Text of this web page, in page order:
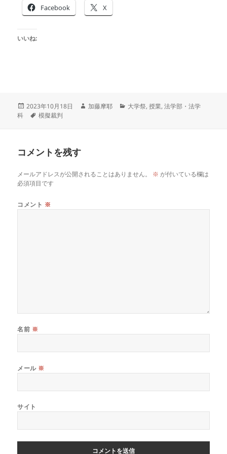
Facebook X
いいね:
投
稿
2023年10月18日
作
加藤摩耶
カ
大学祭,授業,法学部・法学
科
タ
模擬裁判
コメントを残す
メールアドレスが公開されることはありません。 ※ が付いている欄は
必須項目です
コメント ※
名前 ※
メール ※
サイト